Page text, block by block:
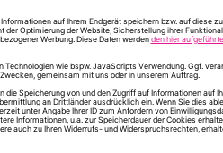
ÄHNLICHE PRODUKTE